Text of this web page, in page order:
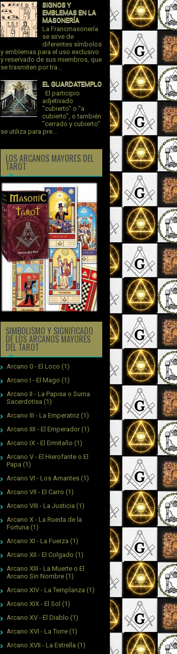
SIGNOS Y
EMBLEMAS EN LA
MASONERÍA
La Francmasonería
se sirve de
diferentes símbolos
y emblemas para el uso exclusivo
y reservado de sus miembros, que
se trasmiten por tra...
EL GUARDATEMPLO
El participio
adjetivado
"cubierto" o "a
cubierto", o también
"cerrado y cubierto"
se utiliza para pre...
LOS ARCANOS MAYORES DEL
TAROT
SIMBOLISMO Y SIGNIFICADO
DE LOS ARCANOS MAYORES
DEL TAROT
Arcano 0 - El Loco (1)
Arcano I - El Mago (1)
Arcano II - La Papisa o Suma
Sacerdotisa (1)
Arcano III - La Emperatriz (1)
Arcano IIII - El Emperador (1)
Arcano IX - El Ermitaño (1)
Arcano V - El Hierofante o El
Papa (1)
Arcano VI - Los Amantes (1)
Arcano VII - El Carro (1)
Arcano VIII - La Justicia (1)
Arcano X - La Rueda de la
Fortuna (1)
Arcano XI - La Fuerza (1)
Arcano XII - El Colgado (1)
Arcano XIII - La Muerte o El
Arcano Sin Nombre (1)
Arcano XIV - La Templanza (1)
Arcano XIX - El Sol (1)
Arcano XV - El Diablo (1)
Arcano XVI - La Torre (1)
Arcano XVII - La Estrella (1)